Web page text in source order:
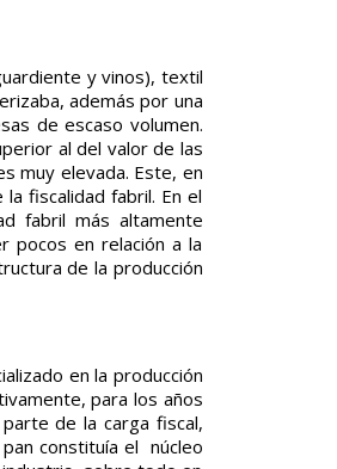
y vinos), textil
además por una
de escaso volumen.
al del valor de las
muy elevada. Este, en
fiscalidad fabril. En el
fabril más altamente
pocos en relación a la
de la producción
en la producción
para los años
de la carga fiscal,
constituía el núcleo